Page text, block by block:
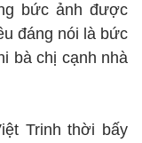
bức ảnh được
đáng nói là bức
bà chị cạnh nhà
Trinh thời bấy